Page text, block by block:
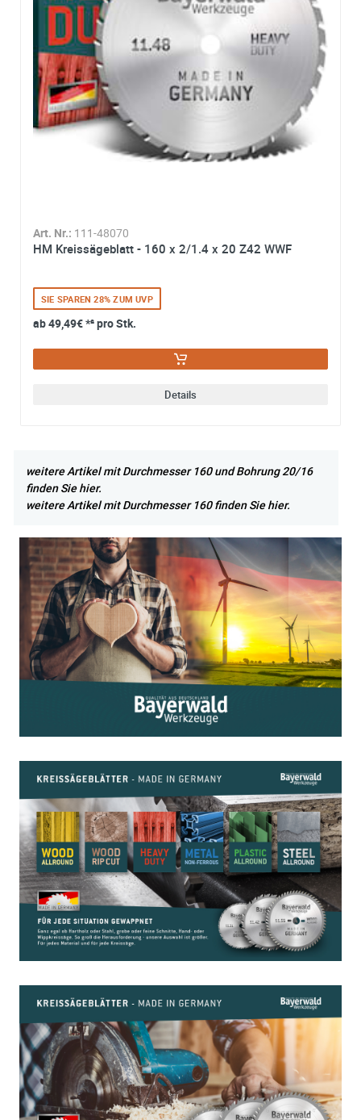
Art. Nr.: 111-48070
HM Kreissägeblatt - 160 x 2/1.4 x 20 Z42 WWF
SIE SPAREN 28% ZUM UVP
ab49,49€*² pro Stk.
Details
weitere Artikel mit Durchmesser 160 und Bohrung 20/16
finden Sie hier.
weitere Artikel mit Durchmesser 160 finden Sie hier.